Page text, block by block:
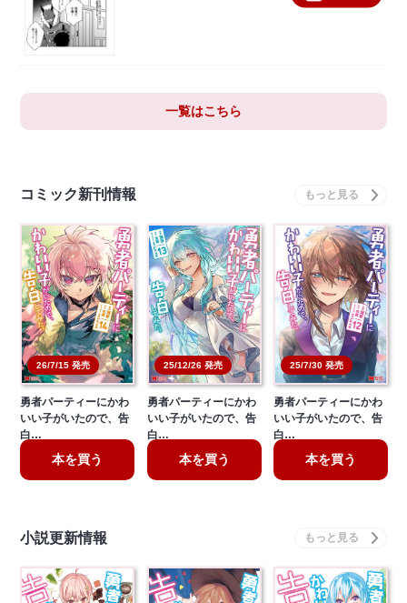
一覧はこちら
コミック新刊情報
26/7/15 発売
勇者パーティーにかわ
いい子がいたので、告
白…
本を買う
25/12/26 発売
勇者パーティーにかわ
いい子がいたので、告
白…
本を買う
25/7/30 発売
勇者パーティーにかわ
いい子がいたので、告
白…
本を買う
小説更新情報